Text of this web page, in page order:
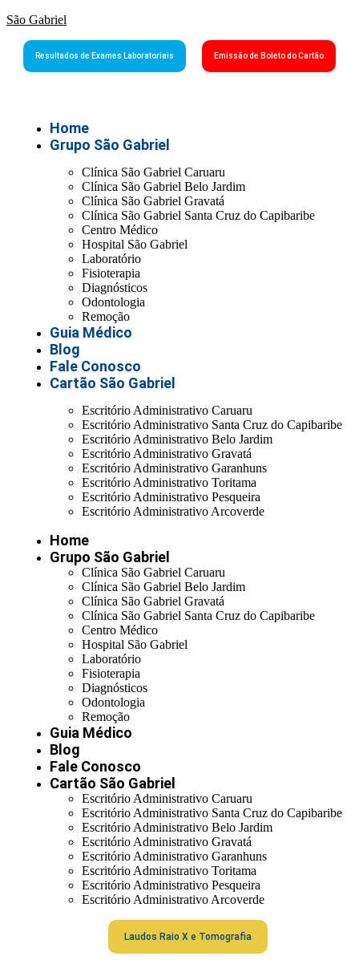
São Gabriel
Resultados de Exames Laboratoriais Emissão de Boleto do Cartão
Home
Grupo São Gabriel
Clínica São Gabriel Caruaru
Clínica São Gabriel Belo Jardim
Clínica São Gabriel Gravatá
Clínica São Gabriel Santa Cruz do Capibaribe
Centro Médico
Hospital São Gabriel
Laboratório
Fisioterapia
Diagnósticos
Odontologia
Remoção
Guia Médico
Blog
Fale Conosco
Cartão São Gabriel
Escritório Administrativo Caruaru
Escritório Administrativo Santa Cruz do Capibaribe
Escritório Administrativo Belo Jardim
Escritório Administrativo Gravatá
Escritório Administrativo Garanhuns
Escritório Administrativo Toritama
Escritório Administrativo Pesqueira
Escritório Administrativo Arcoverde
Home
Grupo São Gabriel
Clínica São Gabriel Caruaru
Clínica São Gabriel Belo Jardim
Clínica São Gabriel Gravatá
Clínica São Gabriel Santa Cruz do Capibaribe
Centro Médico
Hospital São Gabriel
Laboratório
Fisioterapia
Diagnósticos
Odontologia
Remoção
Guia Médico
Blog
Fale Conosco
Cartão São Gabriel
Escritório Administrativo Caruaru
Escritório Administrativo Santa Cruz do Capibaribe
Escritório Administrativo Belo Jardim
Escritório Administrativo Gravatá
Escritório Administrativo Garanhuns
Escritório Administrativo Toritama
Escritório Administrativo Pesqueira
Escritório Administrativo Arcoverde
Laudos Raio X e Tomografia